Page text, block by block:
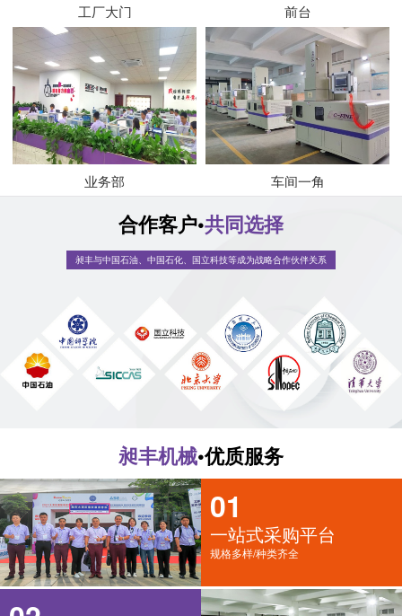
工厂大门 前台
业务部 车间一角
合作客户•共同选择
昶丰与中国石油、中国石化、国立科技等成为战略合作伙伴关系
昶丰机械•优质服务
01
一站式采购平台
规格多样/种类齐全